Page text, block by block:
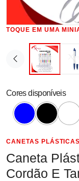
TOQUE EM UMA
Cores disponíveis
CANETAS PLÁSTICAS
Caneta
Cordão E